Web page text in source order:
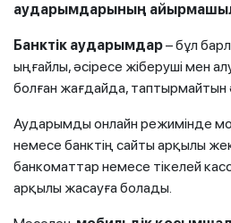
аударымдарының
Банктік аударымдар– бұл
ыңғайлы, әсіресе жіберуші мен
болған жағдайда, таптырмайтын
Аударымды онлайн режимінде
немесе банктің сайты арқылы
банкоматтар немесе тікелей
арқылы жасауға болады.